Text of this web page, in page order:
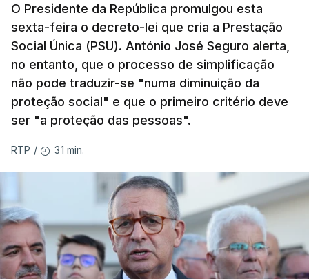
O Presidente da República promulgou esta
sexta-feira o decreto-lei que cria a Prestação
Social Única (PSU). António José Seguro alerta,
no entanto, que o processo de simplificação
não pode traduzir-se "numa diminuição da
proteção social" e que o primeiro critério deve
ser "a proteção das pessoas".
RTP / 31 min.